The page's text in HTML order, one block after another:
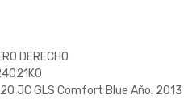
DERECHO
JC GLS Comfort Blue Año: 2013